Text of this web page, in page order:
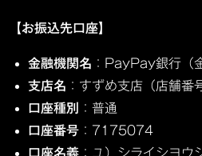
【お振込先口座】
金融機関名 ：PayPay銀行（
支店名 ：すずめ支店（店舗番
口座種別
：普通
口座番号 ：7175074
口座名義 ：ユ）シライシヨウ